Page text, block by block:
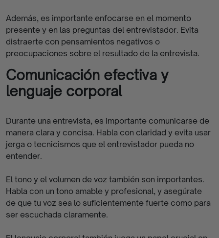
Además, es importante enfocarse en el momento
presente y en las preguntas del entrevistador. Evita
distraerte con pensamientos negativos o
preocupaciones sobre el resultado de la entrevista.
Comunicación efectiva y
lenguaje corporal
Durante una entrevista, es importante comunicarse de
manera clara y concisa. Habla con claridad y evita usar
jerga o tecnicismos que el entrevistador pueda no
entender.
El tono y el volumen de voz también son importantes.
Habla con un tono amable y profesional, y asegúrate
de que tu voz sea lo suficientemente fuerte como para
ser escuchada claramente.